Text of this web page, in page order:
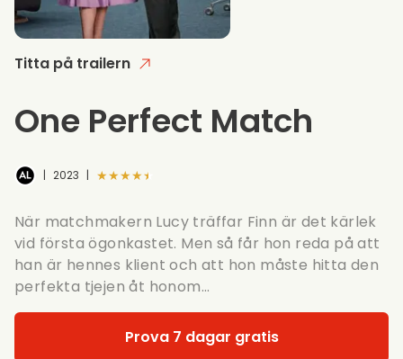
Titta på trailern
One Perfect Match
| 2023 | ★★★★★
När matchmakern Lucy träffar Finn är det kärlek
vid första ögonkastet. Men så får hon reda på att
han är hennes klient och att hon måste hitta den
perfekta tjejen åt honom...
Prova 7 dagar gratis